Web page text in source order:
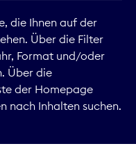
die Ihnen auf der
Über die Filter
Format und/oder
Über die
der Homepage
nach Inhalten suchen.